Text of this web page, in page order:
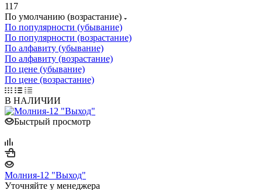
117
По умолчанию (возрастание)
По популярности (убывание)
По популярности (возрастание)
По алфавиту (убывание)
По алфавиту (возрастание)
По цене (убывание)
По цене (возрастание)
В НАЛИЧИИ
Быстрый просмотр
Молния-12 "Выход"
Уточняйте у менеджера